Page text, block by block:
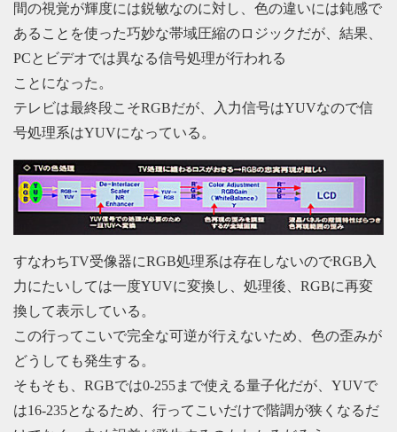
間の視覚が輝度には鋭敏なのに対し、色の違いには鈍感で
あることを使った巧妙な帯域圧縮のロジックだが、結果、
PCとビデオでは異なる信号処理が行われる
ことになった。
テレビは最終段こそRGBだが、入力信号はYUVなので信
号処理系はYUVになっている。
すなわちTV受像器にRGB処理系は存在しないのでRGB入
力にたいしては一度YUVに変換し、処理後、RGBに再変
換して表示している。
この行ってこいで完全な可逆が行えないため、色の歪みが
どうしても発生する。
そもそも、RGBでは0-255まで使える量子化だが、YUVで
は16-235となるため、行ってこいだけで階調が狭くなるだ